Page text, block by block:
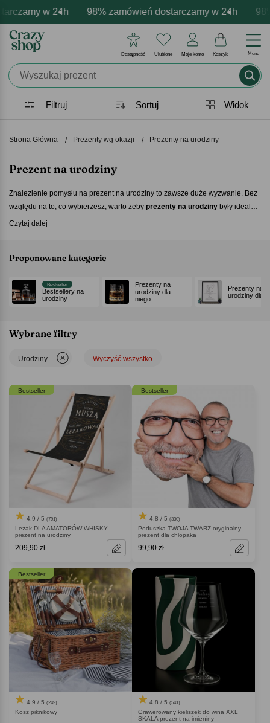
w 24h 98% zamówień dostarczamy w 24h 98%
produktów Profesjonalna i darmowa
- zawsze udane prezenty Prezentujemy pozytywne
Dostępność Ulubione Moje konto Koszyk Menu
Strona Główna Prezenty wg okazji Prezenty na urodziny
Prezent na urodziny
Znalezienie pomysłu na prezent na urodziny to zawsze duże wyzwanie. Bez
względu na to, co wybierzesz, warto żeby prezenty na urodziny były idealnie
dopasowane do zainteresowań obdarowanej osoby. W naszym sklepie
Czytaj dalej
Proponowane kategorie
Bestseller
Bestsellery na
urodziny
Prezenty na
urodziny dla
niego
Prezenty na
urodziny dla
Filtruj Widok
Sortuj
Wybrane filtry
Urodziny Wyczyść wszystko
Bestseller
4.9 / 5 (791)
Leżak DLA AMATORÓW WHISKY
prezent na urodziny
209,90 zł
Bestseller
4.8 / 5 (330)
Poduszka TWOJA TWARZ oryginalny
prezent dla chłopaka
99,90 zł
Bestseller
4.9 / 5 (249)
Kosz piknikowy
4.8 / 5 (541)
Grawerowany kieliszek do wina XXL
SKALA prezent na imieniny